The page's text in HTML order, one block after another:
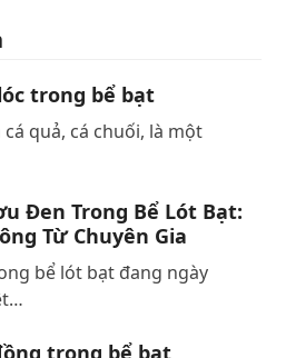
trong bể bạt
cá quả, cá chuối, là một
Đen Trong Bể Lót Bạt:
Từ Chuyên Gia
bể lót bạt đang ngày
trong bể bạt